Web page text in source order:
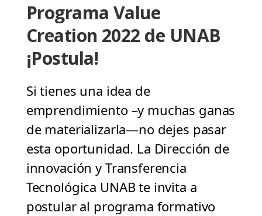
Programa Value
Creation 2022 de UNAB
¡Postula!
Si tienes una idea de
emprendimiento –y muchas ganas
de materializarla—no dejes pasar
esta oportunidad. La Dirección de
innovación y Transferencia
Tecnológica UNAB te invita a
postular al programa formativo